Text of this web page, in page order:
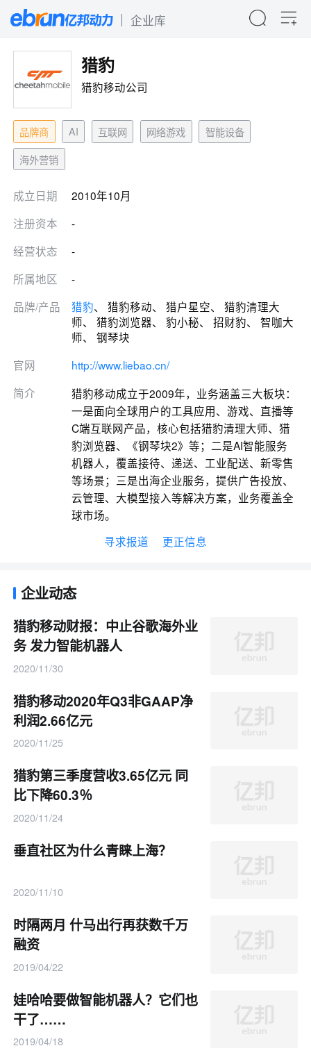
企业库
猎豹
猎豹移动公司
品牌商 AI 互联网 网络游戏
智能设备
海外营销
成立日期
2010年10月
注册资本
-
经营状态
-
所属地区
-
品牌/产品
猎豹、 猎豹移动、 猎户星空、 猎豹清理大
师、 猎豹浏览器、 豹小秘、 招财豹、 智咖大
师、 钢琴块
官网
http://www.liebao.cn/
简介
猎豹移动成立于2009年，业务涵盖三大板块：
一是面向全球用户的工具应用、游戏、直播等
C端互联网产品，核心包括猎豹清理大师、猎
豹浏览器、《钢琴块2》等；二是AI智能服务
机器人，覆盖接待、递送、工业配送、新零售
等场景；三是出海企业服务，提供广告投放、
云管理、大模型接入等解决方案，业务覆盖全
球市场。
寻求报道
更正信息
企业动态
猎豹移动财报：中止谷歌海外业
务 发力智能机器人
2020/11/30
猎豹移动2020年Q3非GAAP净
利润2.66亿元
2020/11/25
猎豹第三季度营收3.65亿元 同
比下降60.3％
2020/11/24
垂直社区为什么青睐上海？
2020/11/10
时隔两月 什马出行再获数千万
融资
2019/04/22
娃哈哈要做智能机器人？它们也
干了……
2019/04/18